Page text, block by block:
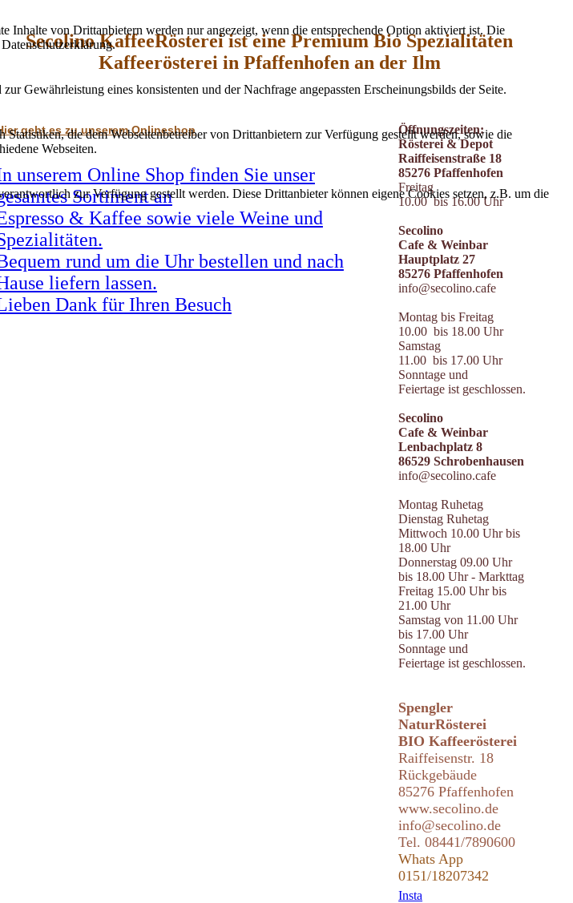
Secolino KaffeeRösterei ist eine Premium Bio Spezialitäten
Kaffeerösterei in Pfaffenhofen an der Ilm
geht es zu unserem Onlineshop
unserem Online Shop finden Sie unser
Sortiment an
& Kaffee sowie viele Weine und
rund um die Uhr bestellen und nach
liefern lassen.
Dank für Ihren Besuch
Öffnungszeiten:
Rösterei & Depot
Raiffeisenstraße 18
85276 Pfaffenhofen
Freitag
10.00 bis 16.00 Uhr
Secolino
Cafe & Weinbar
Hauptplatz 27
85276 Pfaffenhofen
info@secolino.cafe
Montag bis Freitag
10.00 bis 18.00 Uhr
Samstag
11.00 bis 17.00 Uhr
Sonntage und
Feiertage ist geschlossen.
Secolino
Cafe & Weinbar
Lenbachplatz 8
86529 Schrobenhausen
info@secolino.cafe
Montag Ruhetag
Dienstag Ruhetag
Mittwoch 10.00 Uhr bis
18.00 Uhr
Donnerstag 09.00 Uhr
bis 18.00 Uhr - Markttag
Freitag 15.00 Uhr bis
21.00 Uhr
Samstag von 11.00 Uhr
bis 17.00 Uhr
Sonntage und
Feiertage ist geschlossen.
Spengler
NaturRösterei
BIO Kaffeerösterei
Raiffeisenstr. 18
Rückgebäude
85276 Pfaffenhofen
www.secolino.de
info@secolino.de
Tel. 08441/7890600
Whats App
0151/18207342
Insta
Inhalte von Drittanbietern werden nur angezeigt, wenn die entsprechende Option aktiviert ist. Die
Gewährleistung eines konsistenten und der Nachfrage angepassten Erscheinungsbilds der Seite.
die dem Webseitenbetreiber von Drittanbietern zur Verfügung gestellt werden, sowie die
Webseiten.
zur Verfügung gestellt werden. Diese Drittanbieter können eigene Cookies setzen, z.B. um die